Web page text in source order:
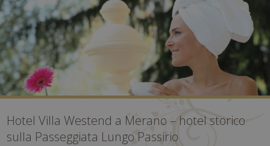
Hotel Villa Westend a Merano – hotel storico
sulla Passeggiata Lungo Passirio